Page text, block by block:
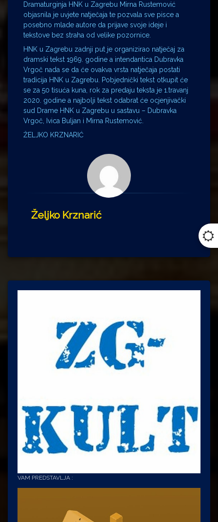
Dramaturginja HNK u Zagrebu Mirna Rustemović
objasnila je uvjete natječaja te pozvala sve pisce a
posebno mlade autore da prijave svoje ideje i
tekstove bez straha od velike pozornice.
HNK u Zagrebu zadnji put je organizirao natječaj za
dramski tekst 1969. godine a intendantica Dubravka
Vrgoč nada se da će ovakva vrsta natječaja postati
tradicija HNK u Zagrebu. Pobjednički tekst otkupit će
se za 50 tisuća kuna, rok za predaju teksta je 1.travanj
2020. godine a najbolji tekst odabrat će ocjenjivački
sud Drame HNK u Zagrebu u sastavu – Dubravka
Vrgoč, Ivica Buljan i Mirna Rustemović.
ŽELJKO KRZNARIĆ
Željko Krznarić
VAM PREDSTAVLJA :